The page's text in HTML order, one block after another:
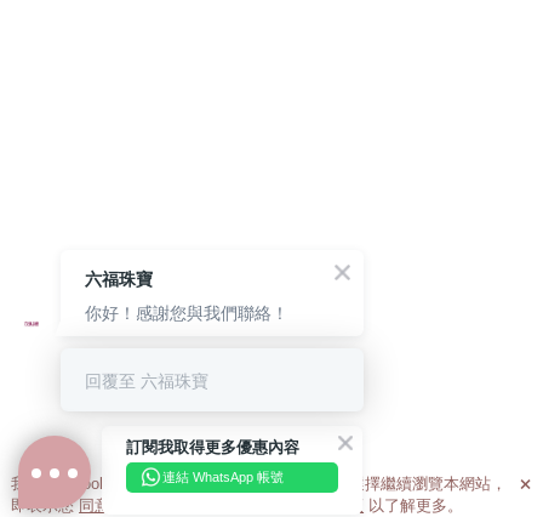
我們利用cookies為您提供最佳的瀏覽體驗。若您選擇繼續瀏覽本網站，
即表示您 同意 以了解更多。

訂閱我取得更多優惠內容
連結 WhatsApp 帳號
六福珠寶
你好！感謝您與我們聯絡！
回覆至 六福珠寶